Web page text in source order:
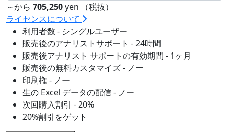
～から 705,250yen （税抜）
ライセンスについて
利用者数 - シングルユーザー
販売後のアナリストサポート - 24時間
販売後アナリスト サポートの有効期間 - 1ヶ月
販売後の無料カスタマイズ - ノー
印刷権 - ノー
生の Excel データの配信 - ノー
次回購入割引 - 20%
20%割引をゲット